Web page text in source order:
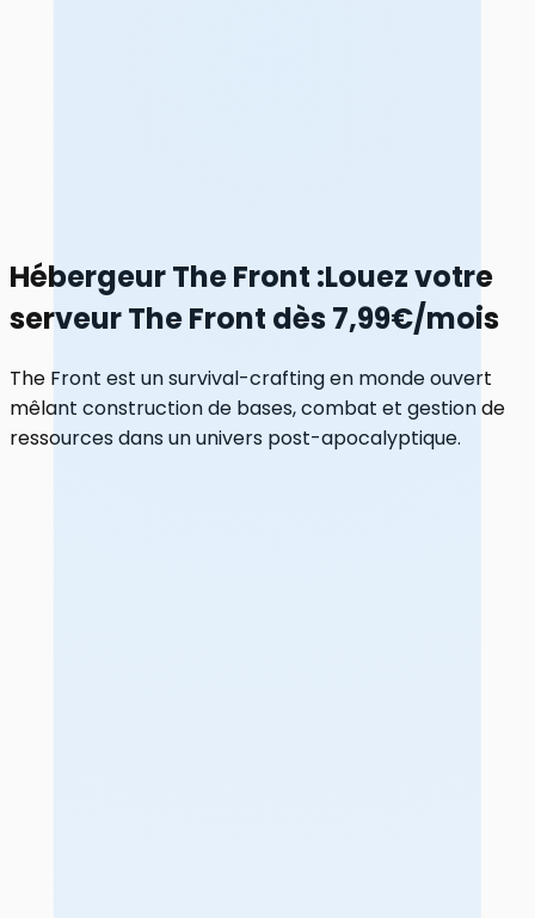
Hébergeur The Front :Louez votre
serveur The Front dès 7,99€/mois
The Front est un survival-crafting en monde ouvert
mêlant construction de bases, combat et gestion de
ressources dans un univers post-apocalyptique.